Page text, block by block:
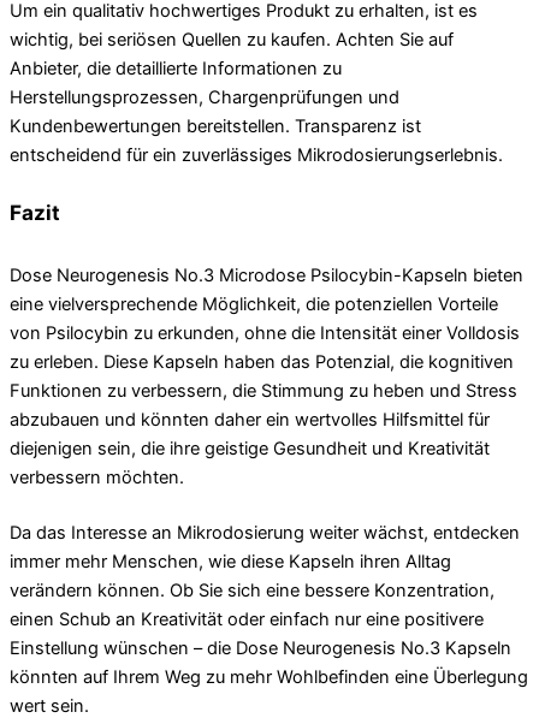
Um ein qualitativ hochwertiges Produkt zu erhalten, ist es
wichtig, bei seriösen Quellen zu kaufen. Achten Sie auf
Anbieter, die detaillierte Informationen zu
Herstellungsprozessen, Chargenprüfungen und
Kundenbewertungen bereitstellen. Transparenz ist
entscheidend für ein zuverlässiges Mikrodosierungserlebnis.
Fazit
Dose Neurogenesis No.3 Microdose Psilocybin-Kapseln bieten
eine vielversprechende Möglichkeit, die potenziellen Vorteile
von Psilocybin zu erkunden, ohne die Intensität einer Volldosis
zu erleben. Diese Kapseln haben das Potenzial, die kognitiven
Funktionen zu verbessern, die Stimmung zu heben und Stress
abzubauen und könnten daher ein wertvolles Hilfsmittel für
diejenigen sein, die ihre geistige Gesundheit und Kreativität
verbessern möchten.
Da das Interesse an Mikrodosierung weiter wächst, entdecken
immer mehr Menschen, wie diese Kapseln ihren Alltag
verändern können. Ob Sie sich eine bessere Konzentration,
einen Schub an Kreativität oder einfach nur eine positivere
Einstellung wünschen – die Dose Neurogenesis No.3 Kapseln
könnten auf Ihrem Weg zu mehr Wohlbefinden eine Überlegung
wert sein.